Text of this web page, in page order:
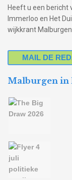
Heeft u een bericht
Immerloo en Het
wijkkrant
MAIL DE
Malburgen in